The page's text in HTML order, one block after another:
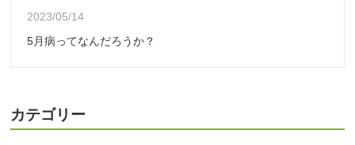
2023/05/14
5月病ってなんだろうか？
カテゴリー